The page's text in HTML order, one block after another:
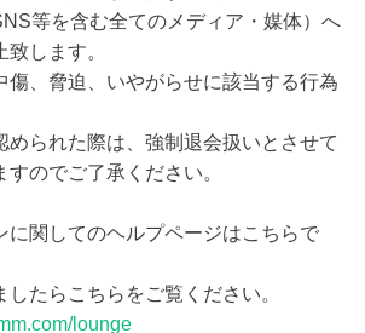
等を含む全てのメディア・媒体）へ
します。
傷、脅迫、いやがらせに該当する行為
られた際は、強制退会扱いとさせて
のでご了承ください。
に関してのヘルプページはこちらで
たらこちらをご覧ください。
lounge